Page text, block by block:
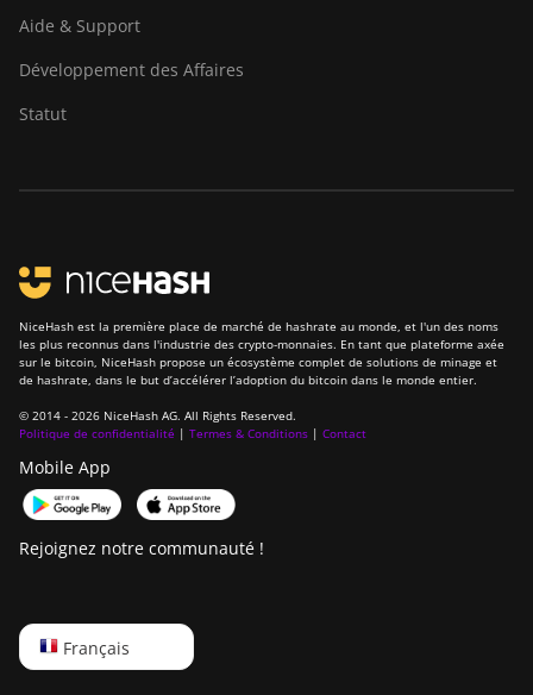
Aide & Support
Développement des Affaires
Statut
NiceHash est la première place de marché de hashrate au monde, et l'un des noms
les plus reconnus dans l'industrie des crypto-monnaies. En tant que plateforme axée
sur le bitcoin, NiceHash propose un écosystème complet de solutions de minage et
de hashrate, dans le but d’accélérer l’adoption du bitcoin dans le monde entier.
© 2014 - 2026 NiceHash AG. All Rights Reserved.
Politique de confidentialité | Termes & Conditions | Contact
Mobile App
Rejoignez notre communauté !
Français
English